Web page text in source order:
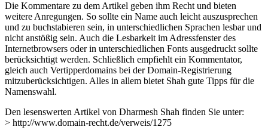
Die Kommentare zu dem Artikel geben ihm Recht und bieten
weitere Anregungen. So sollte ein Name auch leicht auszusprechen
und zu buchstabieren sein, in unterschiedlichen Sprachen lesbar und
nicht anstößig sein. Auch die Lesbarkeit im Adressfenster des
Internetbrowsers oder in unterschiedlichen Fonts ausgedruckt sollte
berücksichtigt werden. Schließlich empfiehlt ein Kommentator,
gleich auch Vertipperdomains bei der Domain-Registrierung
mitzuberücksichtigen. Alles in allem bietet Shah gute Tipps für die
Namenswahl.
Den lesenswerten Artikel von Dharmesh Shah finden Sie unter:
> http://www.domain-recht.de/verweis/1275